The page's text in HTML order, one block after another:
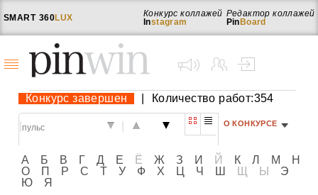
SMART 360LUX
Редактор коллажей
Pin Board
Конкурс коллажей
Instagram
Конкурс завершен Количество работ:354
О КОНКУРСЕ
А Б В Г Д Е Ё Ж З И Й К Л М
Н
О
П Р С Т У Ф Х Ц Ч Ш Ы Э
Ю
Я